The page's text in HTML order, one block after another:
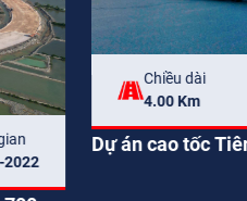
Thời gian
2021-2022
Dự án
thuộc